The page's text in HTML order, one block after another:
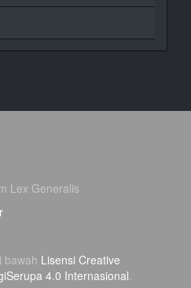
Lex Generalis
bawah Lisensi Creative
4.0 Internasional.